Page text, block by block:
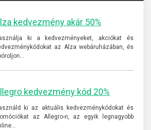
kedvezmény akár 50%
ki a kedvezményeket, akciókat és
az Alza webáruházában, és
kedvezmény kód 20%
ki az aktuális kedvezménykódokat és
az Allegro-n, az egyik legnagyobb